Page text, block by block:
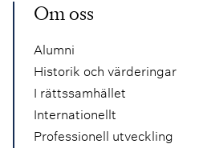
Om oss
Alumni
Historik och värderingar
I rättssamhället
Internationellt
Professionell utveckling